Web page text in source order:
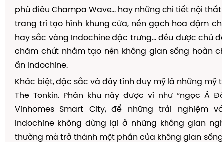
phù điêu Champa Wave… hay những chi tiết nội thất
trang trí tạo hình khung cửa, nền gạch hoađậm ch
hay sắc vàng Indochineđặc trưng...đều được chủ
chăm chút nhằm tạo nên không gian sống hoàn
ấn Indochine.
Khác biệt, đặc sắc và đầy tính duy mỹ à những mỹ t
The Tonkin. Phân khu nàyđược ví như “ngọc Á Đ
Vinhomes Smart City,để những trải nghiệm v
Indochine không dừng lạiở những không gian
thường mà trở thành một phần của không gian số